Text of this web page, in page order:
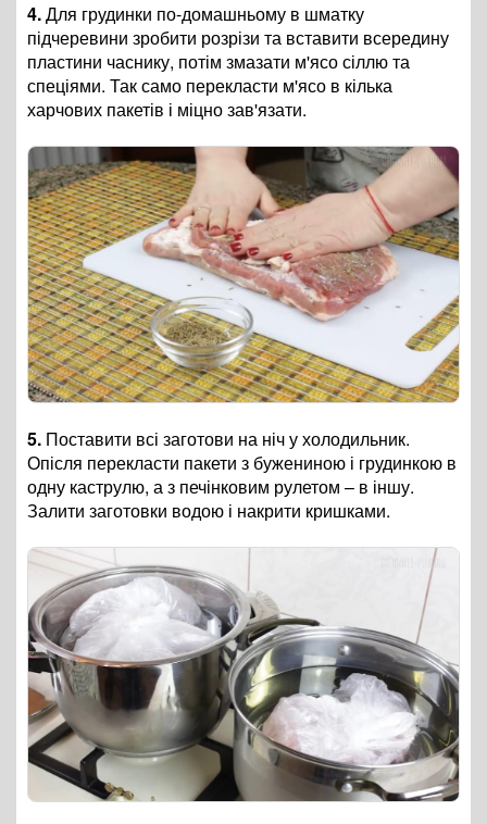
4.Для грудинки по-домашньому в шматку
підчеревини зробити розрізи та вставити всередину
пластини часнику, потім змазати м'ясо сіллю та
спеціями. Так само перекласти м'ясо в кілька
харчових пакетів і міцно зав'язати.
5. Поставити всі заготови на ніч у холодильник.
Опісля перекласти пакети з бужениною і грудинкою в
одну каструлю, а з печінковим рулетом – в іншу.
Залити заготовки водою і накрити кришками.